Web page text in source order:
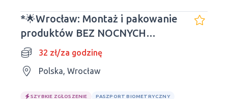
*🌟Wrocław: Montaż i pakowanie
produktów BEZ NOCNYCH
PRZERW*
32 zł/za godzinę
Polska, Wrocław
SZYBKIE ZGŁOSZENIE
PASZPORT BIOMETRYCZNY